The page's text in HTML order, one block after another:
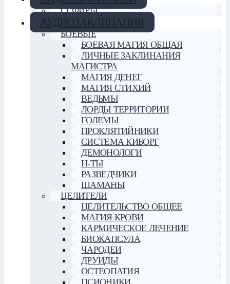
СЕФИРЫ
АУДИОЗАКЛИНАНИЯ
БОЕВЫЕ
БОЕВАЯ МАГИЯ ОБЩАЯ
ЛИЧНЫЕ ЗАКЛИНАНИЯ
МАГИСТРА
МАГИЯ ДЕНЕГ
МАГИЯ СТИХИЙ
ВЕДЬМЫ
ЛОРДЫ ТЕРРИТОРИИ
ГОЛЕМЫ
ПРОКЛЯТИЙНИКИ
СИСТЕМА КИБОРГ
ДЕМОНОЛОГИ
Н-ТЫ
РАЗВЕДЧИКИ
ШАМАНЫ
ЦЕЛИТЕЛИ
ЦЕЛИТЕЛЬСТВО ОБЩЕЕ
МАГИЯ КРОВИ
КАРМИЧЕСКОЕ ЛЕЧЕНИЕ
БИОКАПСУЛА
ЧАРОДЕИ
ДРУИДЫ
ОСТЕОПАТИЯ
ПСИОНИКИ